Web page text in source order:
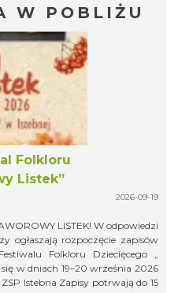
W POBLIŻU
Folkloru
Listek”
2026-09-19
LISTEK! W odpowiedzi
ogłaszają rozpoczęcie zapisów
Folkloru Dziecięcego „
w dniach 19–20 września 2026
potrwają do 15